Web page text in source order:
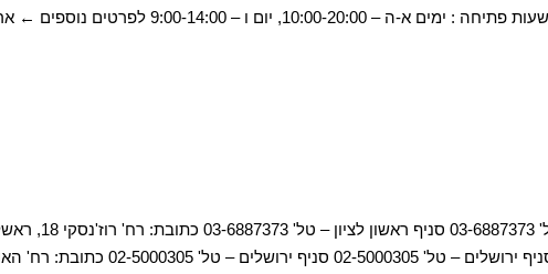
סנטר ו-מקס סטוק מנהל הסניף: גל נרקיסי שעות פתיחה : ימים א-ה – 10:00-20:00, יום ו – 9:00-14:00
רהיטי קיבוץ השלושה סניף ראשון לציון – טל' 03-6887373 סניף ראשון
טלפון: 03-6887373 רהיטי קיבוץ השלושה סניף ירושלים – טל' 02-5000305 סניף ירושלים – טל' 02-